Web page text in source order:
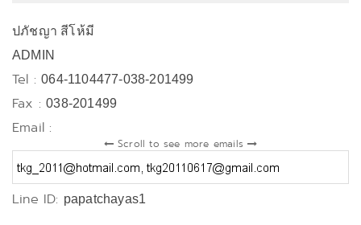
ปภัชญา สีโห้มี
ADMIN
Tel :064-1104477-038-201499
Fax :038-201499
Email :
Scroll to see more emails
Line ID: papatchayas1